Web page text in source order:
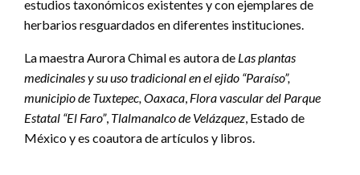
estudios taxonómicos existentes y con ejemplares de
herbarios resguardados en diferentes instituciones.
La maestra Aurora Chimal es autora de Las plantas
medicinales y su uso tradicional en el ejido “Paraíso”,
municipio de Tuxtepec, Oaxaca, Flora vascular del Parque
Estatal “El Faro”, Tlalmanalco de Velázquez, Estado de
México y es coautora de artículos y libros.